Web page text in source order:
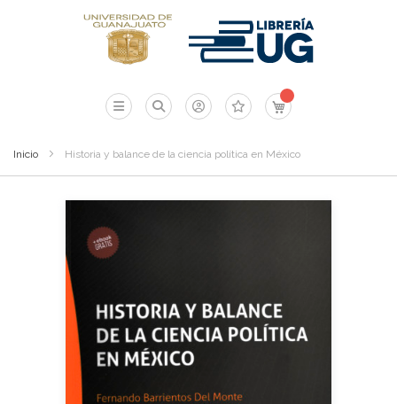
Mi carrito
Inicio Historia y balance de la ciencia política en México